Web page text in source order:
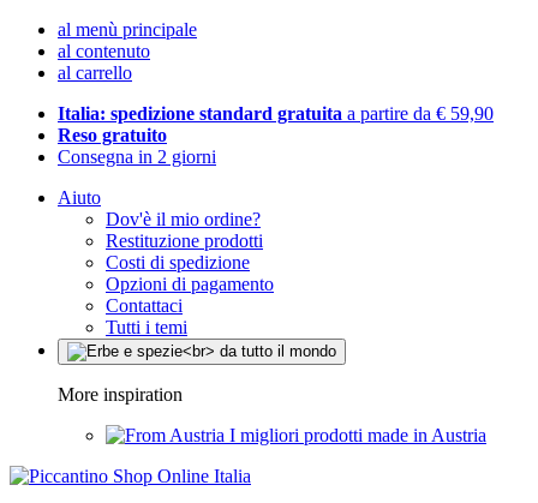
al menù principale
al contenuto
al carrello
Italia: spedizione standard gratuita a partire da € 59,90
Reso gratuito
Consegna in 2 giorni
Aiuto
Dov'è il mio ordine?
Restituzione prodotti
Costi di spedizione
Opzioni di pagamento
Contattaci
Tutti i temi
More inspiration
I migliori prodotti made in Austria